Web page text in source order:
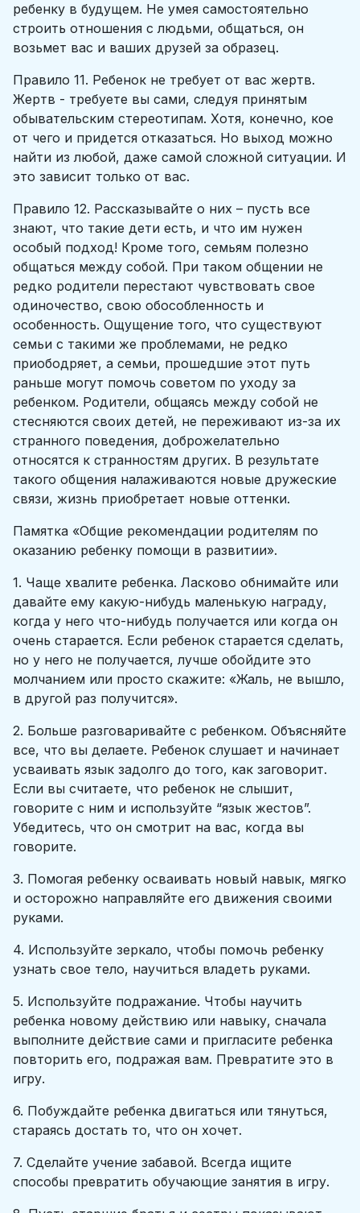
ребенку в будущем. Не умея самостоятельно
строить отношения с людьми, общаться, он
возьмет вас и ваших друзей за образец.
Правило 11. Ребенок не требует от вас жертв.
Жертв - требуете вы сами, следуя принятым
обывательским стереотипам. Хотя, конечно, кое
от чего и придется отказаться. Но выход можно
найти из любой, даже самой сложной ситуации. И
это зависит только от вас.
Правило 12. Рассказывайте о них – пусть все
знают, что такие дети есть, и что им нужен
особый подход! Кроме того, семьям полезно
общаться между собой. При таком общении не
редко родители перестают чувствовать свое
одиночество, свою обособленность и
особенность. Ощущение того, что существуют
семьи с такими же проблемами, не редко
приободряет, а семьи, прошедшие этот путь
раньше могут помочь советом по уходу за
ребенком. Родители, общаясь между собой не
стесняются своих детей, не переживают из-за их
странного поведения, доброжелательно
относятся к странностям других. В результате
такого общения налаживаются новые дружеские
связи, жизнь приобретает новые оттенки.
Памятка «Общие рекомендации родителям по
оказанию ребенку помощи в развитии».
1. Чаще хвалите ребенка. Ласково обнимайте или
давайте ему какую-нибудь маленькую награду,
когда у него что-нибудь получается или когда он
очень старается. Если ребенок старается сделать,
но у него не получается, лучше обойдите это
молчанием или просто скажите: «Жаль, не вышло,
в другой раз получится».
2. Больше разговаривайте с ребенком. Объясняйте
все, что вы делаете. Ребенок слушает и начинает
усваивать язык задолго до того, как заговорит.
Если вы считаете, что ребенок не слышит,
говорите с ним и используйте “язык жестов”.
Убедитесь, что он смотрит на вас, когда вы
говорите.
3. Помогая ребенку осваивать новый навык, мягко
и осторожно направляйте его движения своими
руками.
4. Используйте зеркало, чтобы помочь ребенку
узнать свое тело, научиться владеть руками.
5. Используйте подражание. Чтобы научить
ребенка новому действию или навыку, сначала
выполните действие сами и пригласите ребенка
повторить его, подражая вам. Превратите это в
игру.
6. Побуждайте ребенка двигаться или тянуться,
стараясь достать то, что он хочет.
7. Сделайте учение забавой. Всегда ищите
способы превратить обучающие занятия в игру.